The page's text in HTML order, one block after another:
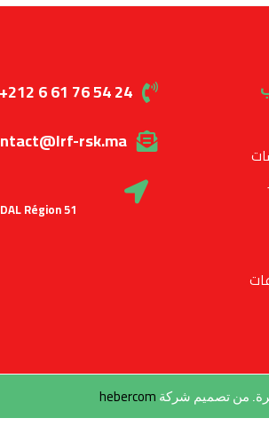
6 61 76 54 24
rsk.ma
Région
من تصميم شركة hebercom